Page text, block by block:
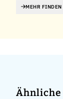
MEHR FINDEN
Ähnliche